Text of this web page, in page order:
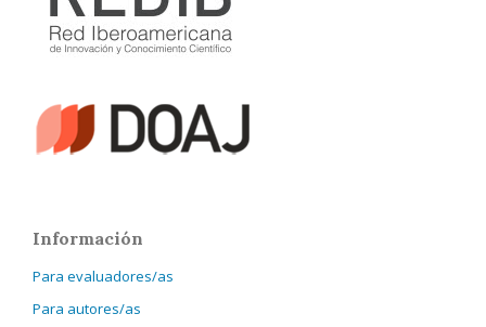
Información
Para evaluadores/as
Para autores/as